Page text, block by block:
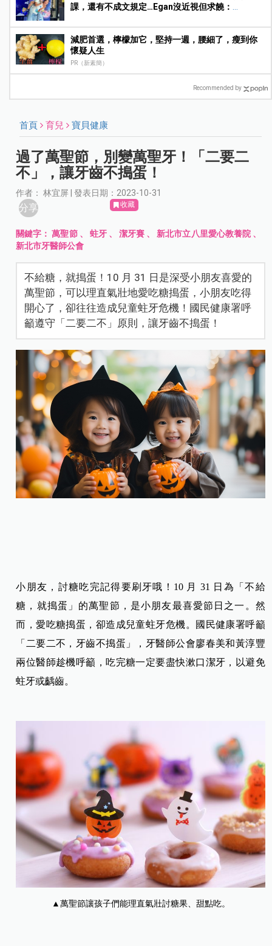
課，還有不成文規定…Egan沒近視但求饒：
減肥首選，檸檬加它，堅持一週，腰細了，瘦到你
懷疑人生
PR（新素簡）
Recommended by
首頁 育兒 寶貝健康
過了萬聖節，別變萬聖牙！「二要二
不」，讓牙齒不搗蛋！
作者： 林宜屏 | 發表日期：2023-10-31
分享 收藏
關鍵字：萬聖節、 蛀牙、潔牙賽 、 新北市立八里愛心教養院、
新北市牙醫師公會
不給糖，就搗蛋！10 月 31 日是深受小朋友喜愛的
萬聖節，可以理直氣壯地愛吃糖搗蛋，小朋友吃得
開心了，卻往往造成兒童蛀牙危機！國民健康署呼
籲遵守「二要二不」原則，讓牙齒不搗蛋！
小朋友，討糖吃完記得要刷牙哦！10 月 31 日為「不給
糖，就搗蛋」的萬聖節，是小朋友最喜愛節日之一。然
而，愛吃糖搗蛋，卻造成兒童蛀牙危機。國民健康署呼籲
「二要二不，牙齒不搗蛋」，牙醫師公會廖春美和黃淳豐
兩位醫師趁機呼籲，吃完糖一定要盡快漱口潔牙，以避免
蛀牙或齲齒。
▲萬聖節讓孩子們能理直氣壯討糖果、甜點吃。